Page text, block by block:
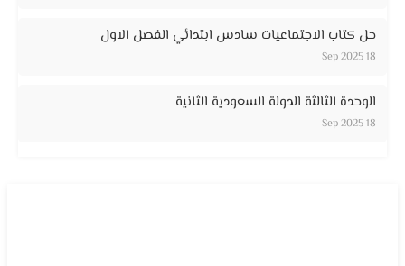
حل كتاب الاجتماعيات سادس ابتدائي الفصل الاول
18 Sep 2025
الوحدة الثالثة الدولة السعودية الثانية
18 Sep 2025